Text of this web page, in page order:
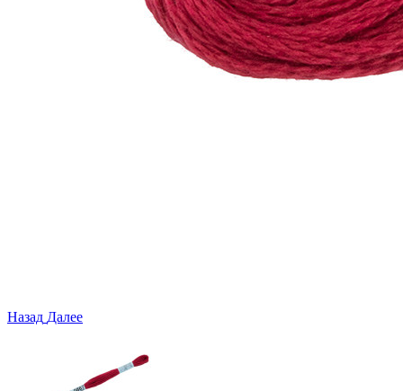
Назад Далее